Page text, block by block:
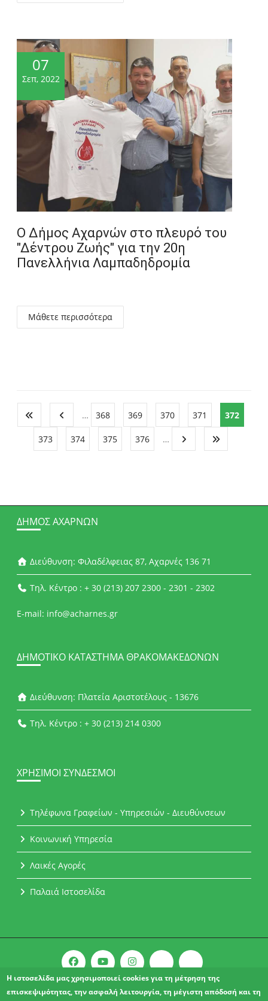
07
Σεπ, 2022
Ο Δήμος Αχαρνών στο πλευρό του
"Δέντρου Ζωής" για την 20η
Πανελλήνια Λαμπαδηδρομία
Μάθετε περισσότερα
… 368 369 370 371 372
373 374 375 376 …
ΔΉΜΟΣ ΑΧΑΡΝΏΝ
Διεύθυνση: Φιλαδέλφειας 87, Αχαρνές 136 71
Τηλ. Κέντρο : + 30 (213) 207 2300 - 2301 - 2302
E-mail: info@acharnes.gr
ΔΗΜΟΤΙΚΌ ΚΑΤΆΣΤΗΜΑ ΘΡΑΚΟΜΑΚΕΔΌΝΩΝ
Διεύθυνση: Πλατεία Αριστοτέλους - 13676
Τηλ. Κέντρο : + 30 (213) 214 0300
ΧΡΉΣΙΜΟΙ ΣΎΝΔΕΣΜΟΙ
Τηλέφωνα Γραφείων - Υπηρεσιών - Διευθύνσεων
Κοινωνική Υπηρεσία
Λαικές Αγορές
Παλαιά Ιστοσελίδα
Copyright © 2021 l Δήμος Αχαρνών.
Η ιστοσελίδα μας χρησιμοποιεί cookies για τη μέτρηση της
επισκεψιμότητας, την ασφαλή λειτουργία, τη μέγιστη απόδοσή και τη